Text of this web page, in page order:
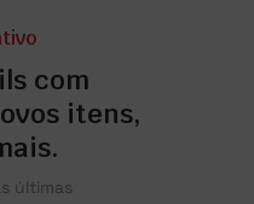
com
itens,
últimas